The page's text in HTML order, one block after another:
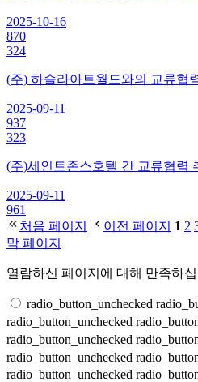
2025-10-16
870
324
(주) 하슬라아트월드와의 교류협
2025-09-11
937
323
(주)세인트존스호텔 간 교류협력
2025-09-11
961
처음 페이지
이전 페이지 1 2
막 페이지
열람하신 페이지에 대해 만족하
radio_button_unchecked
radio_button_unchecked
radio_button_unchecked
radio_button_unchecked
radio_button_unchecked